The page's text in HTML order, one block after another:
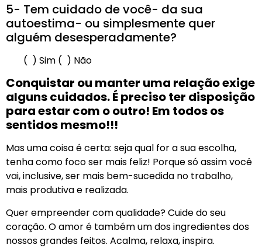
5- Tem cuidado de você- da sua
autoestima- ou simplesmente quer
alguém desesperadamente?
( ) Sim ( ) Não
Conquistar ou manter uma relação exige
alguns cuidados. É preciso ter disposição
para estar com o outro! Em todos os
sentidos mesmo!!!
Mas uma coisa é certa: seja qual for a sua escolha,
tenha como foco ser mais feliz! Porque só assim você
vai, inclusive, ser mais bem-sucedida no trabalho,
mais produtiva e realizada.
Quer empreender com qualidade? Cuide do seu
coração. O amor é também um dos ingredientes dos
nossos grandes feitos. Acalma, relaxa, inspira.